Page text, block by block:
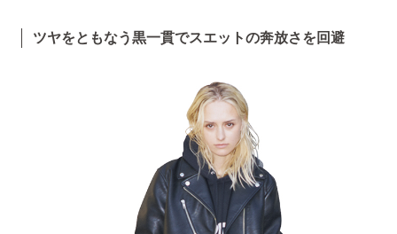
ツヤをともなう黒一貫でスエットの奔放さを回避